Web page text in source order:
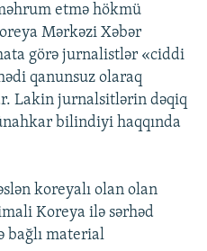
etmə hökmü
Mərkəzi Xəbər
görə jurnalistlər «ciddi
qanunsuz olaraq
Lakin jurnalsitlərin dəqiq
bilindiyi haqqında
koreyalı olan olan
Koreya ilə sərhəd
bağlı material